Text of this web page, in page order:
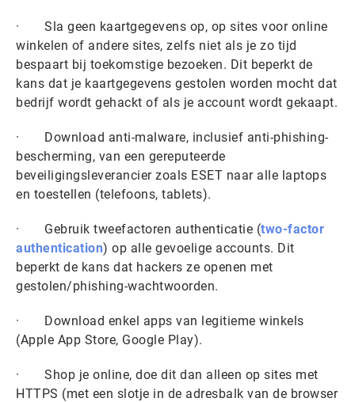
· Sla geen kaartgegevens op, op sites voor online
winkelen of andere sites, zelfs niet als je zo tijd
bespaart bij toekomstige bezoeken. Dit beperkt de
kans dat je kaartgegevens gestolen worden mocht dat
bedrijf wordt gehackt of als je account wordt gekaapt.
· Download anti-malware, inclusief anti-phishing-
bescherming, van een gereputeerde
beveiligingsleverancier zoals ESET naar alle laptops
en toestellen (telefoons, tablets).
· Gebruik tweefactoren authenticatie (two-factor
authentication) op alle gevoelige accounts. Dit
beperkt de kans dat hackers ze openen met
gestolen/phishing-wachtwoorden.
· Download enkel apps van legitieme winkels
(Apple App Store, Google Play).
· Shop je online, doe dit dan alleen op sites met
HTTPS (met een slotje in de adresbalk van de browser